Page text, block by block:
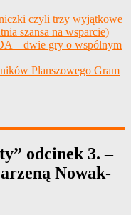
czyli trzy wyjątkowe
szansa na wsparcie)
– dwie gry o wspólnym
Planszowego Gram
odcinek 3. –
Nowak-